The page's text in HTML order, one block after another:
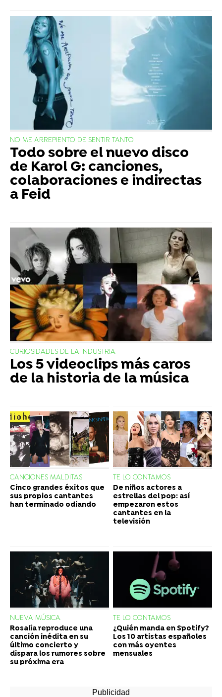
NO ME ARREPIENTO DE SENTIR TANTO
Todo sobre el nuevo disco
de Karol G: canciones,
colaboraciones e indirectas
a Feid
CURIOSIDADES DE LA INDUSTRIA
Los 5 videoclips más caros
de la historia de la música
CANCIONES MALDITAS
Cinco grandes éxitos que
sus propios cantantes
han terminado odiando
TE LO CONTAMOS
De niños actores a
estrellas del pop: así
empezaron estos
cantantes en la
televisión
NUEVA MÚSICA
Rosalía reproduce una
canción inédita en su
último concierto y
dispara los rumores sobre
su próxima era
TE LO CONTAMOS
¿Quién manda en Spotify?
Los 10 artistas españoles
con más oyentes
mensuales